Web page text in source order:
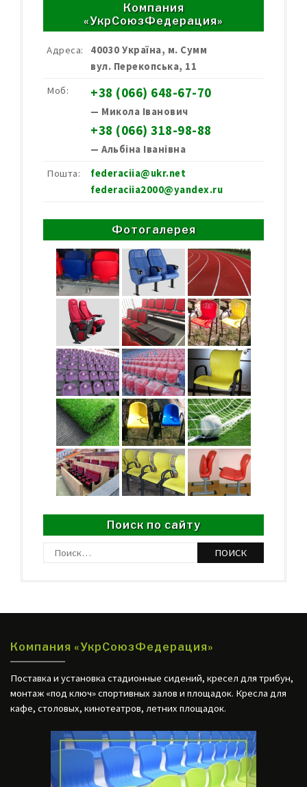
Компания
«УкрСоюзФедерация»
Адреса:
40030 Україна, м. Сумм
вул. Перекопська, 11
Моб:
+38 (066) 648-67-70
— Микола Іванович
+38 (066) 318-98-88
— Альбіна Іванівна
Пошта:
federaciia@ukr.net
federaciia2000@yandex.ru
Фотогалерея
Поиск по сайту
Найти:
Компания «УкрСоюзФедерация»
Поставка и установка стадионные сидений, кресел для трибун,
монтаж «под ключ» спортивных залов и площадок. Кресла для
кафе, столовых, кинотеатров, летних площадок.